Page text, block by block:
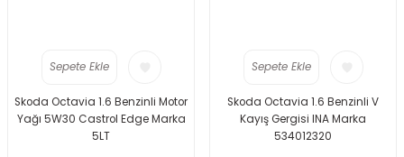
Sepete Ekle
Skoda Octavia 1.6 Benzinli Motor
Yağı 5W30 Castrol Edge Marka
5LT
Sepete Ekle
Skoda Octavia 1.6 Benzinli V
Kayış Gergisi INA Marka
534012320